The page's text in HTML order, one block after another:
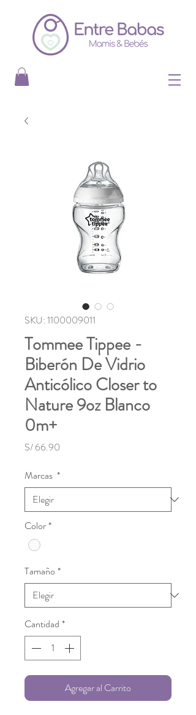
SKU: 1100009011
Tommee Tippee -
Biberón De Vidrio
Anticólico Closer to
Nature 9oz Blanco
0m+
S/ 66.90
Marcas *
Color*
Tamaño *
Cantidad *
Agregar al Carrito